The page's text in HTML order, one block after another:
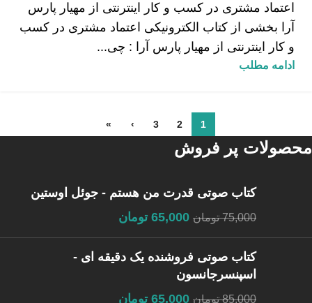
اعتماد مشتری در کسب و کار اینترنتی از مهیار پارس
آرا بخشی از کتاب الکترونیکی اعتماد مشتری در کسب
و کار اینترنتی از مهیار پارس آرا : چی...
ادامه مطلب
1
2
3
›
»
محصولات پر فروش
کتاب صوتی قدرت من هستم - جوئل اوستین
75,000 تومان 65,000 تومان
کتاب صوتی فروشنده یک دقیقه ای -
اسپنسرجانسون
85,000 تومان 65,000 تومان